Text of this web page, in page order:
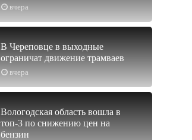
вчера
вчера
В Череповце в выходные
ограничат движение трамваев
Вологодская область вошла в
топ-3 по снижению цен на
бензин